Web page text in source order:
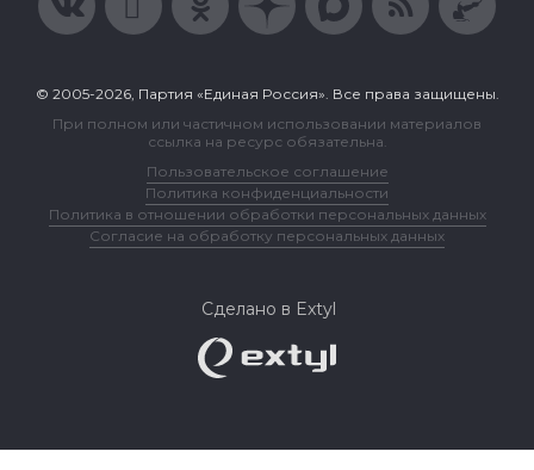
© 2005-2026, Партия «Единая Россия». Все права защищены.
При полном или частичном использовании материалов
ссылка на ресурс обязательна.
Пользовательское соглашение
Политика конфиденциальности
Политика в отношении обработки персональных данных
Согласие на обработку персональных данных
Сделано в Extyl